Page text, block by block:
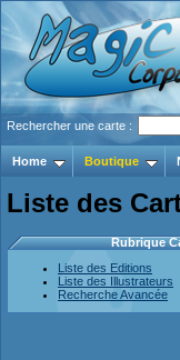
Rechercher une carte :
Home Boutique
Liste des
Rubrique
Liste des Editions
Liste des Illustrateurs
Recherche Avancée